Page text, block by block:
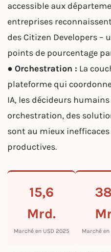
accessible aux
entreprises
des Citizen Developers –
points de pourcentage
● Orchestration : La
plateforme qui
IA, les décideurs humains
orchestration, des
sont au mieux
productives.
15,6
Mrd.
Marché en USD 2025 Marché en